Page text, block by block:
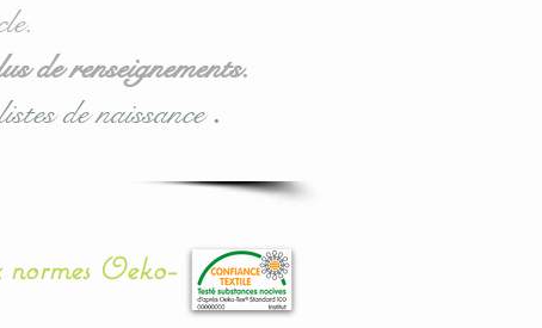
de renseignements.
de naissance.
normes Oeko-